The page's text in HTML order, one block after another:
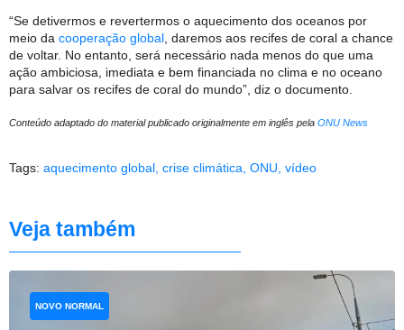
“Se detivermos e revertermos o aquecimento dos oceanos por
meio da cooperação global , daremos aos recifes de coral a chance
de voltar. No entanto, será necessário nada menos do que uma
ação ambiciosa, imediata e bem financiada no clima e no oceano
para salvar os recifes de coral do mundo”, diz o documento.
Conteúdo adaptado do material publicado originalmente em inglês pela ONU News
Tags: aquecimento global crise climática ONU vídeo
Veja também
NOVO NORMAL